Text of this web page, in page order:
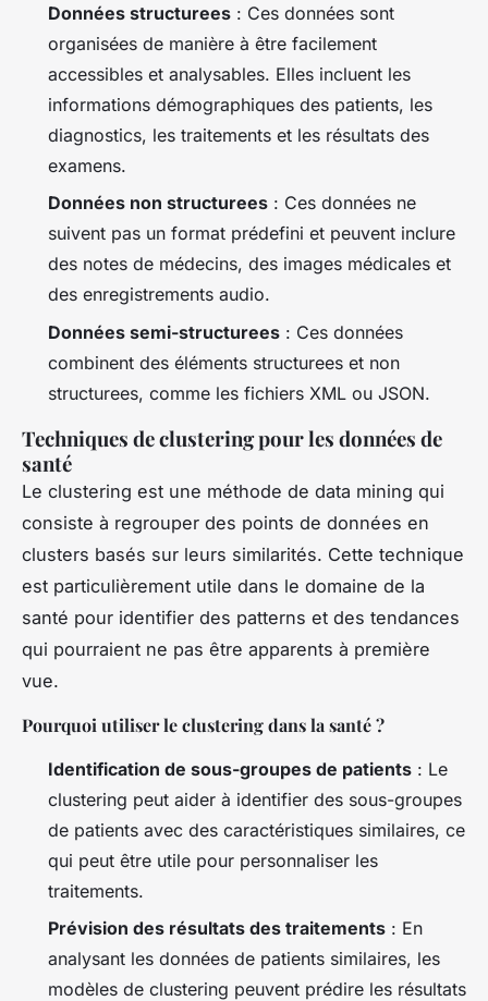
Données structurees : Ces données sont
organisées de manière à être facilement
accessibles et analysables. Elles incluent les
informations démographiques des patients, les
diagnostics, les traitements et les résultats des
examens.
Données non structurees : Ces données ne
suivent pas un format prédefini et peuvent inclure
des notes de médecins, des images médicales et
des enregistrements audio.
Données semi-structurees : Ces données
combinent des éléments structurees et non
structurees, comme les fichiers XML ou JSON.
Techniques de clustering pour les données de
santé
Le clustering est une méthode de data mining qui
consiste à regrouper des points de données en
clusters basés sur leurs similarités. Cette technique
est particulièrement utile dans le domaine de la
santé pour identifier des patterns et des tendances
qui pourraient ne pas être apparents à première
vue.
Pourquoi utiliser le clustering dans la santé ?
Identification de sous-groupes de patients : Le
clustering peut aider à identifier des sous-groupes
de patients avec des caractéristiques similaires, ce
qui peut être utile pour personnaliser les
traitements.
Prévision des résultats des traitements : En
analysant les données de patients similaires, les
modèles de clustering peuvent prédire les résultats